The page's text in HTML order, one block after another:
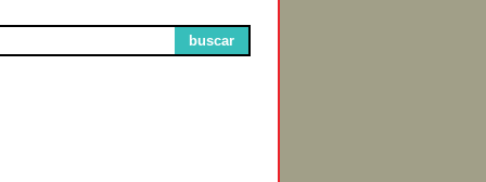
buscar